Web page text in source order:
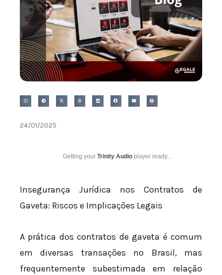
24/01/2025
Getting your Trinity Audio player ready...
Insegurança Jurídica nos Contratos de
Gaveta: Riscos e Implicações Legais
A prática dos contratos de gaveta é comum
em diversas transações no Brasil, mas
frequentemente subestimada em relação